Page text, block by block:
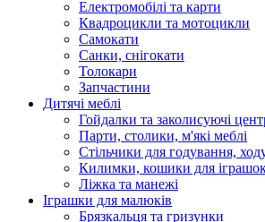
Електромобілі та карти
Квадроцикли та мотоцикли
Самокати
Санки, снігокати
Толокари
Запчастини
Дитячі меблі
Гойдалки та заколисуючі
Парти, столики, м'які меблі
Стільчики для годування,
Килимки, кошики для
Ліжка та манежі
Іграшки для малюків
Брязкальця та гризунки